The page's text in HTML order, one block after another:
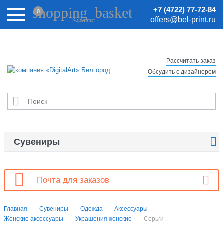
Внимание! Цены на сайте могут быть неактуальными.
Актуальные цены уточняйте у менеджеров.
+7 (4722) 77-72-84
offers@bel-print.ru
shopping_basket
Корзина
0

Рассчитать заказ
Обсудить с дизайнером
Сувениры 
 Почта для заказов
Главная Сувениры Одежда
Аксессуары
Женские аксессуары
Украшения женские Серьги